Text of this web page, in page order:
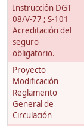
Instrucción DGT
08/V-77 ; S-101
Acreditación del
seguro
obligatorio.
Proyecto
Modificación
Reglamento
General de
Circulación